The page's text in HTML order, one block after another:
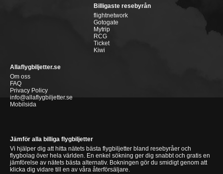
Billigaste resebyrån
flightnetwork
Gotogate
Mytrip
RCG
Ticket
Kiwi
Allaflygbiljetter.se
Om oss
FAQ
Privacy Policy
info@allaflygbiljetter.se
Mobilsida
Jämför alla billiga flygbiljetter
Vi hjälper dig att hitta nätets bästa flygbiljetter bland resebyråer och
flygbolag över hela världen. En enkel sökning ger dig snabbt och gratis en
jämförelse av nätets bästa alternativ. Bokningen gör du smidigt genom att
klicka dig vidare till en av våra återförsäljare.